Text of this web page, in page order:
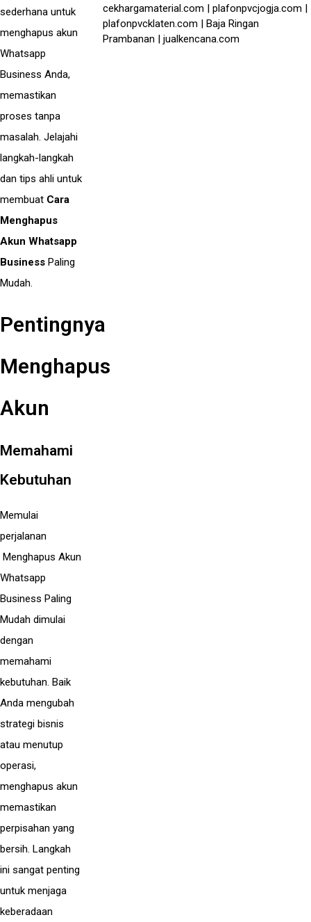
sederhana untuk
menghapus akun
Whatsapp
Business Anda,
memastikan
proses tanpa
masalah. Jelajahi
langkah-langkah
dan tips ahli untuk
membuat Cara
Menghapus
Akun Whatsapp
Business Paling
Mudah.
Pentingnya
Menghapus
Akun
Memahami
Kebutuhan
Memulai
perjalanan
Menghapus Akun
Whatsapp
Business Paling
Mudah dimulai
dengan
memahami
kebutuhan. Baik
Anda mengubah
strategi bisnis
atau menutup
operasi,
menghapus akun
memastikan
perpisahan yang
bersih. Langkah
ini sangat penting
untuk menjaga
keberadaan
cekhargamaterial.com | plafonpvcjogja.com |
plafonpvcklaten.com | Baja Ringan
Prambanan | jualkencana.com